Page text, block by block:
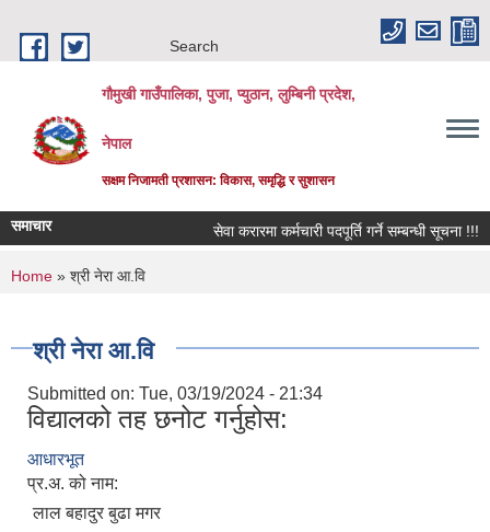
Search
गौमुखी गाउँपालिका, पुजा, प्युठान, लुम्बिनी प्रदेश,
नेपाल
सक्षम निजामती प्रशासन: विकास, समृद्धि र सुशासन
समाचार सेवा करारमा कर्मचारी पदपूर्ति गर्ने सम्बन्धी सूचना !!!
You are here
Home » श्री नेरा आ.वि
श्री नेरा आ.वि
Submitted on: Tue, 03/19/2024 - 21:34
विद्यालको तह छनोट गर्नुहोस:
आधारभूत
प्र.अ. को नाम:
लाल बहादुर बुढा मगर